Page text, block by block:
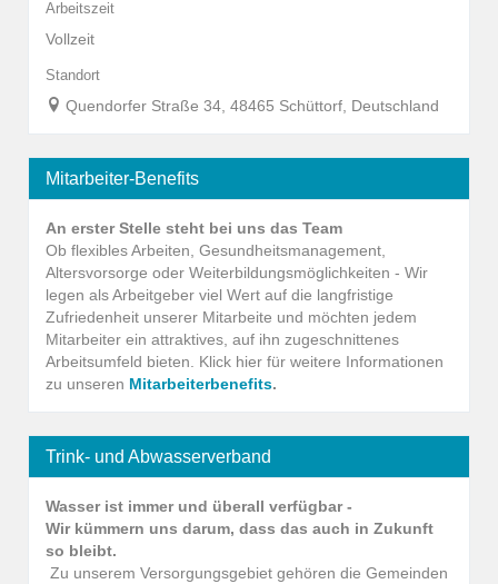
Arbeitszeit
Vollzeit
Standort
Quendorfer Straße 34, 48465 Schüttorf, Deutschland
Mitarbeiter-Benefits
An erster Stelle steht bei uns das Team
Ob flexibles Arbeiten, Gesundheitsmanagement,
Altersvorsorge oder Weiterbildungsmöglichkeiten - Wir
legen als Arbeitgeber viel Wert auf die langfristige
Zufriedenheit unserer Mitarbeite und möchten jedem
Mitarbeiter ein attraktives, auf ihn zugeschnittenes
Arbeitsumfeld bieten. Klick hier für weitere Informationen
zu unseren Mitarbeiterbenefits.
Trink- und Abwasserverband
Wasser ist immer und überall verfügbar -
Wir kümmern uns darum, dass das auch in Zukunft
so bleibt.
Zu unserem Versorgungsgebiet gehören die Gemeinden